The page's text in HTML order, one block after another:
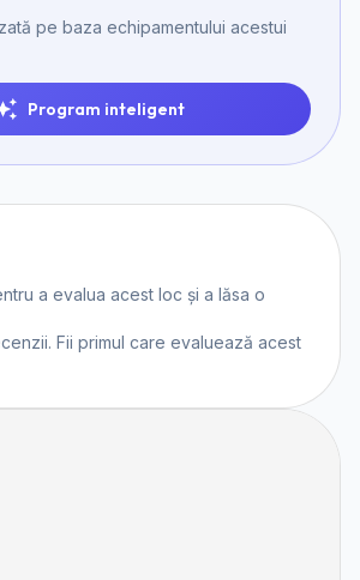
pe baza echipamentului acestui
Program inteligent
a evalua acest loc și a lăsa o
Fii primul care evaluează acest